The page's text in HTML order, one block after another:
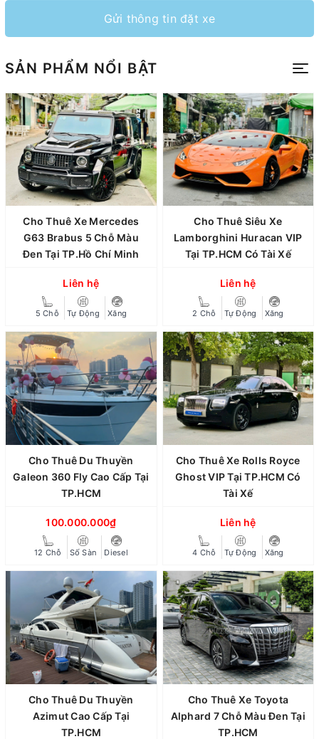
Gửi thông tin đặt xe
SẢN PHẨM NỔI BẬT
Cho Thuê Xe Mercedes
G63 Brabus 5 Chỗ Màu
Đen Tại TP.Hồ Chí Minh
Liên hệ
5 Chỗ Tự Động Xăng
Cho Thuê Siêu Xe
Lamborghini Huracan VIP
Tại TP.HCM Có Tài Xế
Liên hệ
2 Chỗ Tự Động Xăng
Cho Thuê Du Thuyền
Galeon 360 Fly Cao Cấp Tại
TP.HCM
100.000.000₫
12 Chỗ Số Sàn Diesel
Cho Thuê Xe Rolls Royce
Ghost VIP Tại TP.HCM Có
Tài Xế
Liên hệ
4 Chỗ Tự Động Xăng
Cho Thuê Du Thuyền
Azimut Cao Cấp Tại
TP.HCM
Cho Thuê Xe Toyota
Alphard 7 Chỗ Màu Đen Tại
TP.HCM